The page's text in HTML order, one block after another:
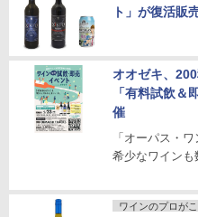
ト」が復活販
オオゼキ、
「有料試飲＆
催
「オーパス・
希少なワインも
ワインのプロが